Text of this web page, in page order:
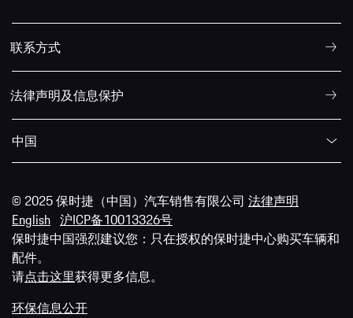
联系方式
法律声明及信息保护
中国
© 2025 保时捷（中国）汽车销售有限公司 法律声明
English 沪ICP备10013326号
保时捷中国强烈建议您：只在授权的保时捷中心购买车辆和
配件。
请点击这里获得更多信息。
环保信息公开